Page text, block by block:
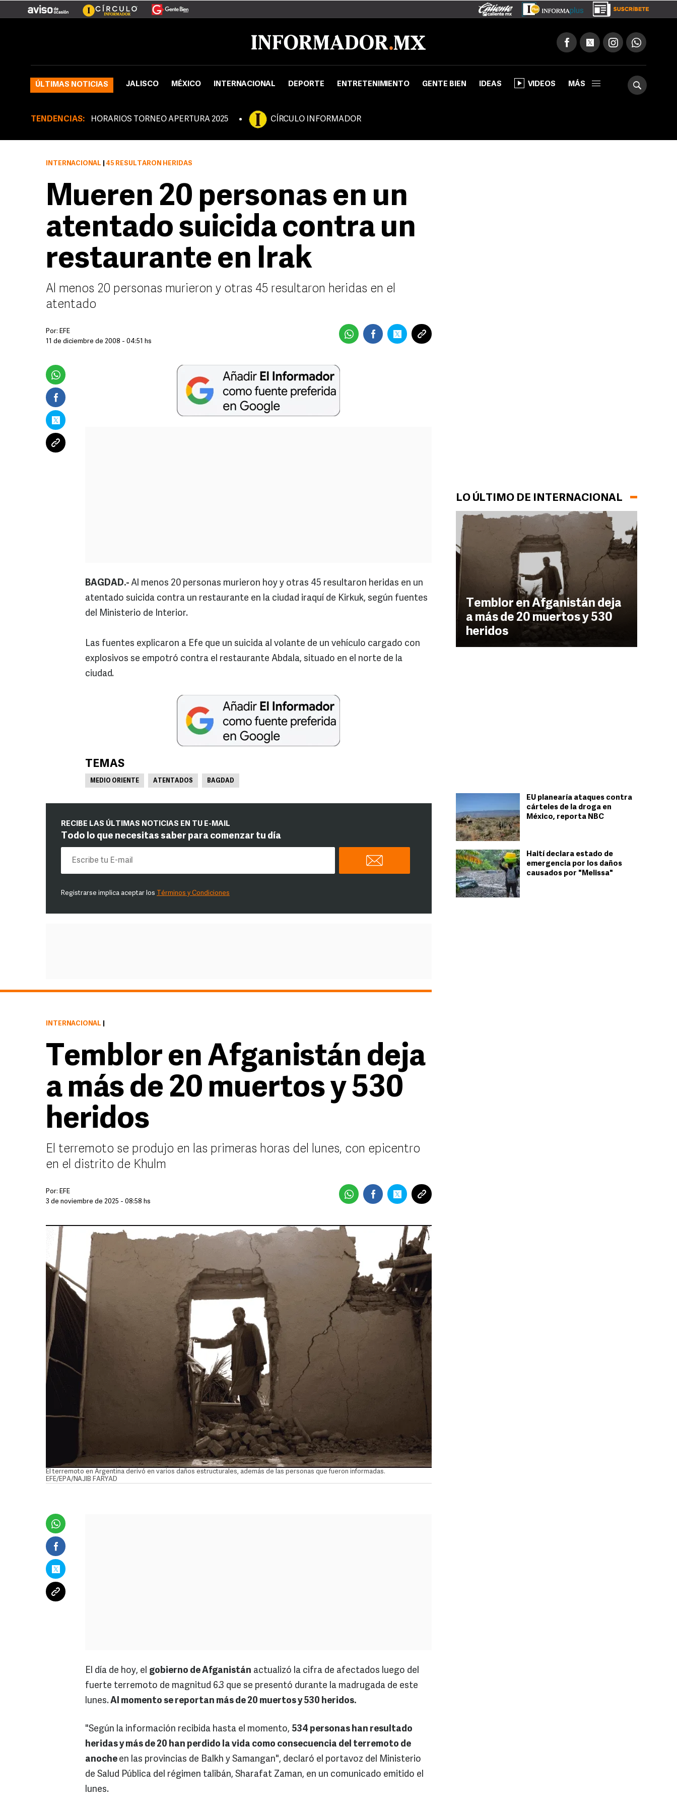
ÚLTIMAS NOTICIAS JALISCO MÉXICO INTERNACIONAL DEPORTE ENTRETENIMIENTO GENTE BIEN IDEAS VIDEOS MÁS
TENDENCIAS: HORARIOS TORNEO APERTURA 2025 CÍRCULO INFORMADOR
LO ÚLTIMO DE INTERNACIONAL
Temblor en Afganistán deja
a más de 20 muertos y 530
heridos
EU planearía ataques contra
cárteles de la droga en
México, reporta NBC
Haití declara estado de
emergencia por los daños
causados por "Melissa"
INTERNACIONAL 45 RESULTARON HERIDAS
Mueren 20 personas en un
atentado suicida contra un
restaurante en Irak
Al menos 20 personas murieron y otras 45 resultaron heridas en el
atentado
Por: EFE
11 de diciembre de 2008 - 04:51 hs
BAGDAD.- Al menos 20 personas murieron hoy y otras 45 resultaron heridas en un
atentado suicida contra un restaurante en la ciudad iraquí de Kirkuk, según fuentes
del Ministerio de Interior.
Las fuentes explicaron a Efe que un suicida al volante de un vehículo cargado con
explosivos se empotró contra el restaurante Abdala, situado en el norte de la
ciudad.
TEMAS
MEDIO ORIENTE ATENTADOS BAGDAD
RECIBE LAS ÚLTIMAS NOTICIAS EN TU E-MAIL
Todo lo que necesitas saber para comenzar tu día
Registrarse implica aceptar los Términos y Condiciones
INTERNACIONAL
Temblor en Afganistán deja
a más de 20 muertos y 530
heridos
El terremoto se produjo en las primeras horas del lunes, con epicentro
en el distrito de Khulm
Por: EFE
3 de noviembre de 2025 - 08:58 hs
El terremoto en Argentina derivó en varios daños estructurales, además de las personas que fueron informadas.
EFE/EPA/NAJIB FARYAD
El día de hoy, el gobierno de Afganistán actualizó la cifra de afectados luego del
fuerte terremoto de magnitud 6.3 que se presentó durante la madrugada de este
lunes.Al momento se reportan más de 20 muertos y 530 heridos.
"Según la información recibida hasta el momento, 534 personas han resultado
heridas y más de 20 han perdido la vida como consecuencia del terremoto de
anoche en las provincias de Balkh y Samangan", declaró el portavoz del Ministerio
de Salud Pública del régimen talibán, Sharafat Zaman, en un comunicado emitido el
lunes.